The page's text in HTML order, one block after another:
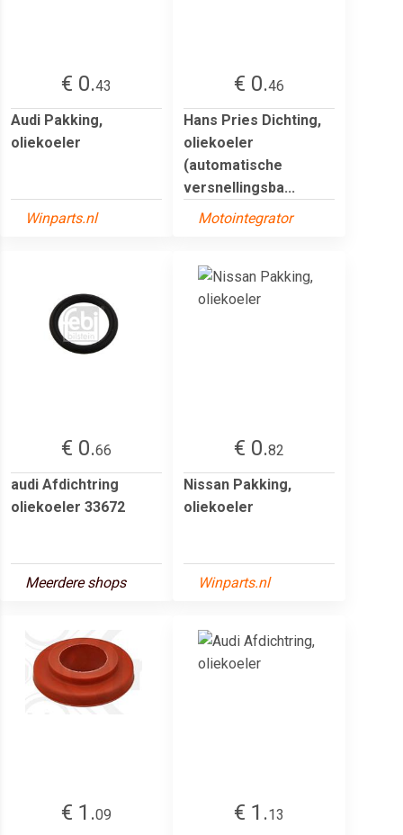
€ 0.43
Audi Pakking,
oliekoeler
Winparts.nl
€ 0.46
Hans Pries Dichting,
oliekoeler
(automatische
versnellingsba...
Motointegrator
€ 0.66
audi Afdichtring
oliekoeler 33672
Meerdere shops
€ 0.82
Nissan Pakking,
oliekoeler
Winparts.nl
€ 1.09
€ 1.13